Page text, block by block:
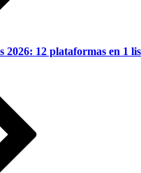
2026: 12 plataformas en 1